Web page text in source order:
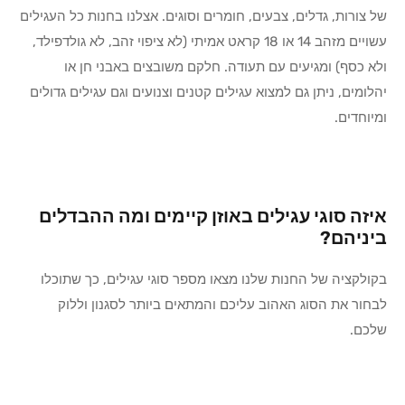
של צורות, גדלים, צבעים, חומרים וסוגים. אצלנו בחנות כל העגילים
עשויים
מזהב 14 או 18 קראט אמיתי (לא ציפוי זהב, לא גולדפילד,
ולא כסף) ומגיעים עם תעודה. חלקם משובצים באבני חן או
יהלומים, ניתן גם למצוא עגילים קטנים וצנועים וגם עגילים גדולים
ומיוחדים.
איזה סוגי עגילים באוזן קיימים ומה ההבדלים
ביניהם?
בקולקציה של החנות שלנו מצאו מספר סוגי עגילים, כך שתוכלו
לבחור את הסוג האהוב עליכם והמתאים ביותר לסגנון וללוק
שלכם.